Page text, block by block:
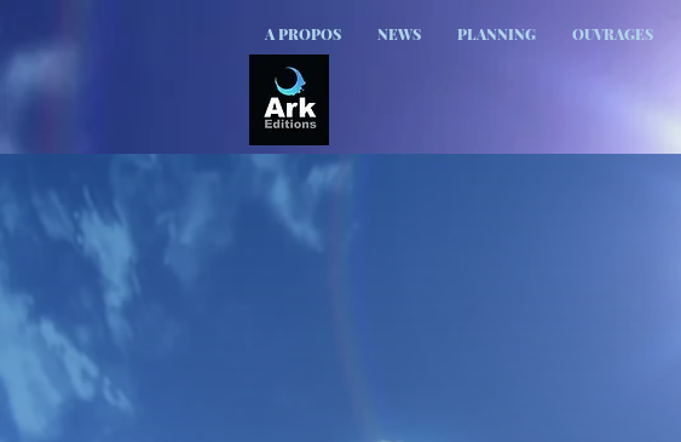
A PROPOS NEWS PLANNING OUVRAGES